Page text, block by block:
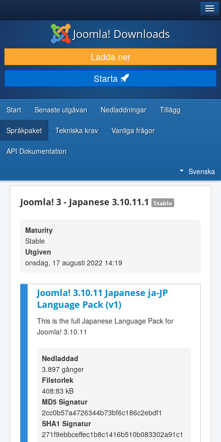
LADDA NER & UTÖKA
UPPTÄCK & LÄR
GEMENSKAP & SUPPORT
RESURSER FÖR UTVECKLARE
Joomla! Downloads
Ladda ner
Starta
Start Senaste utgåvan Nedladdningar Tillägg
Språkpaket Tekniska krav Vanliga frågor
API Dokumentation
Svenska
Joomla! 3 - Japanese 3.10.11.1 Stable
Maturity
Stable
Utgiven
onsdag, 17 augusti 2022 14:19
Joomla! 3.10.11 Japanese ja-JP
Language Pack (v1)
This is the full Japanese Language Pack for
Joomla! 3.10.11
Nedladdad
3.897 gånger
Filstorlek
408:83 kB
MD5 Signatur
2cc0b57a4726344b73bf6c186c2ebdf1
SHA1 Signatur
271f9ebbceffec1b8c1416b510b083302a91c1